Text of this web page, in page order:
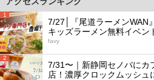
1
7/27│『尾道ラーメンWAN
キッズラーメン無料イベン
favy
2
7/31〜｜新静岡セノバにカ
店！濃厚クロックムッシュ